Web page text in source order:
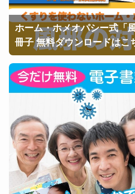
ホーム・ホメオパシー式「
冊子 無料ダウンロードはこ